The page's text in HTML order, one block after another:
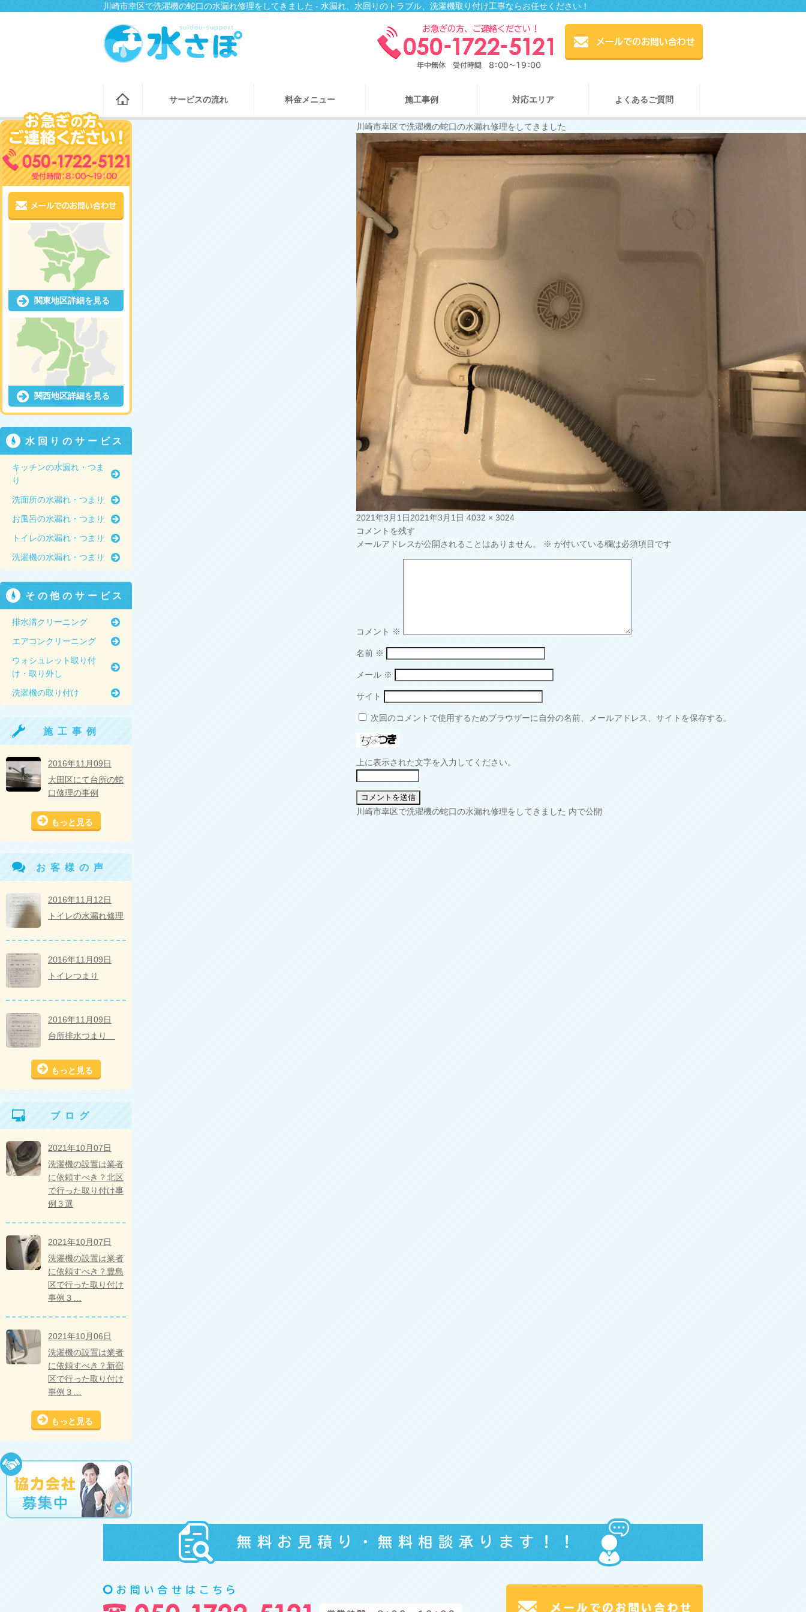
川崎市幸区で洗濯機の蛇口の水漏れ修理をしてきました - 水漏れ、水回りのトラブル、洗濯機取り付け工事ならお任せください！
サービスの流れ 料金メニュー 施工事例 対応エリア よくあるご質問
川崎市幸区で洗濯機の蛇口の水漏れ修理をしてきました
投
稿
日:
2021年3月1日2021年3月1日 フ
サ
4032 × 3024
コメントを残す
メールアドレスが公開されることはありません。
※ が付いている欄は必須項目です
コメント ※
名前 ※
メール ※
サイト
次回のコメントで使用するためブラウザーに自分の名前、メールアドレス、サイトを保存する。
上に表示された文字を入力してください。
投
川崎市幸区で洗濯機の蛇口の水漏れ修理をしてきました 内で公開
関東地区詳細を見る
関西地区詳細を見る
水回りのサービス
キッチンの水漏れ・つま
り
洗面所の水漏れ・つまり
お風呂の水漏れ・つまり
トイレの水漏れ・つまり
洗濯機の水漏れ・つまり
その他のサービス
排水溝クリーニング
エアコンクリーニング
ウォシュレット取り付
け・取り外し
洗濯機の取り付け
施工事例
2016年11月09日
大田区にて台所の蛇
口修理の事例
もっと見る
お客様の声
2016年11月12日
トイレの水漏れ修理
2016年11月09日
トイレつまり
2016年11月09日
台所排水つまり
もっと見る
ブログ
2021年10月07日
洗濯機の設置は業者
に依頼すべき？北区
で行った取り付け事
例３選
2021年10月07日
洗濯機の設置は業者
に依頼すべき？豊島
区で行った取り付け
事例３…
2021年10月06日
洗濯機の設置は業者
に依頼すべき？新宿
区で行った取り付け
事例３…
もっと見る